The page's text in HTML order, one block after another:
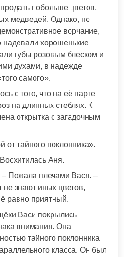
побольше цветов,
медведей. Однако, не
ворчание,
хорошенькие
губы розовым блеском и
духами, в надежде
самого».
с того, что на её парте
на длинных стеблях. К
открытка с загадочным
от тайного поклонника».
Аня.
– Пожала плечами Вася. –
не знают иных цветов,
равно приятный.
Васи покрылись
внимания. Она
тайного поклонника
класса. Он был